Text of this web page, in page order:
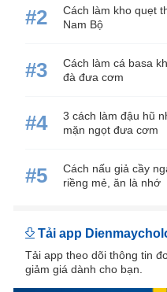
#2
Cách làm kho quẹt
Nam Bộ
#3
Cách làm cá basa
đà đưa cơm
#4
3 cách làm đậu hũ
mặn ngọt đưa cơm
#5
Cách nấu giả cầy
riềng mẻ, ăn là nhớ
Tải app
Tải app theo dõi thông tin
giảm giá dành cho bạn.